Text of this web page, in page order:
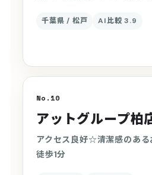
千葉県 / 松戸 AI比較 3.9
No.10
アットグループ柏
アクセス良好☆清潔感のあ
徒歩1分